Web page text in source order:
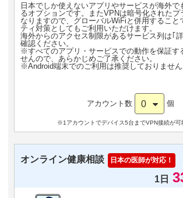
日本でしか使えないアプリやサービスが海外で
るオプションです。またVPNは暗号化されたプ
なりますので、グローバルWiFiと併用すること
ティ対策としてもご利用いただけます。
海外からのアクセス制限があるサービス列は｢
確認ください。
※すべてのアプリ・サービスでの動作を保証す
せんので、あらかじめご了承ください。
※Android端末でのご利用は推奨しておりません
アカウント数 0 個
※1アカウントでデバイス5台までVPN接続が可
オンライン健康相談 日本の医師が対応！
1日